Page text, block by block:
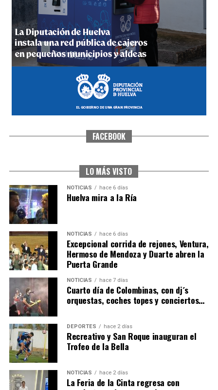
4º DÍA DE LAS FIESTAS COLOMBINAS 2026
hace 1 semana·Huelvatv
SEXTA CORRIDA DE LAS FIESTAS COLOMBINAS
6º DÍA DE LAS FIESTAS COLOMBINAS 2026
hace 5 días Huelvatv
FACEBOOK
LO MÁS VISTO
NOTICIAS hace 6 días
Huelva mira a la Ría
NOTICIAS hace 6 días
Excepcional corrida de rejones, Ventura,
Hermoso de Mendoza y Duarte abren la
Puerta Grande
NOTICIAS hace 7 días
Cuarto día de Colombinas, con dj´s
orquestas, coches topes y conciertos…
DEPORTES hace 2 días
Recreativo y San Roque inauguran el
Trofeo de la Bella
NOTICIAS hace 2 días
La Feria de la Cinta regresa con